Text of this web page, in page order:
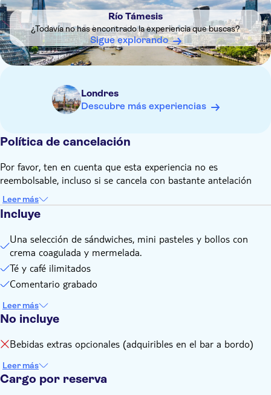
más reciente antes de salir de casa.
No es posible esperar ni reprogramar a los clientes que
llegan tarde para el embarque y la salida.
Este crucero no es adecuado para usuarios de sillas de
ruedas que no puedan moverse a los asientos fijos y no es
Hay mesas junto a la ventana disponibles para un máximo
de dos personas. Tenga en cuenta que todas las mesas están
Para cualquier requisito dietético especial, contacte con el
encontrar más información sobre el menú aquí.
Río Támesis
¿Todavía no has encontrado la experiencia que buscas?
Sigue explorando
Londres
Descubre más experiencias
Política de cancelación
Por favor, ten en cuenta que esta experiencia no es
reembolsable, incluso si se cancela con bastante antelación
Leer más
Incluye
Una selección de sándwiches, mini pasteles y bollos con
crema coagulada y mermelada.
Té y café ilimitados
Comentario grabado
Leer más
No incluye
Bebidas extras opcionales (adquiribles en el bar a bordo)
Leer más
Cargo por reserva